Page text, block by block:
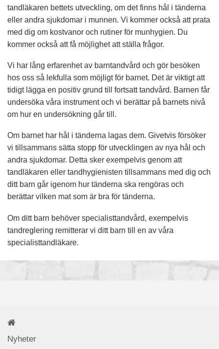
tandläkaren bettets utveckling, om det finns hål i tänderna
eller andra sjukdomar i munnen. Vi kommer också att prata
med dig om kostvanor och rutiner för munhygien. Du
kommer också att få möjlighet att ställa frågor.
Vi har lång erfarenhet av barntandvård och gör besöken
hos oss så lekfulla som möjligt för barnet. Det är viktigt att
tidigt lägga en positiv grund till fortsatt tandvård. Barnen får
undersöka våra instrument och vi berättar på barnets nivå
om hur en undersökning går till.
Om barnet har hål i tänderna lagas dem. Givetvis försöker
vi tillsammans sätta stopp för utvecklingen av nya hål och
andra sjukdomar. Detta sker exempelvis genom att
tandläkaren eller tandhygienisten tillsammans med dig och
ditt barn går igenom hur tänderna ska rengöras och
berättar vilken mat som är bra för tänderna.
Om ditt barn behöver specialisttandvård, exempelvis
tandreglering remitterar vi ditt barn till en av våra
specialisttandläkare.
Nyheter